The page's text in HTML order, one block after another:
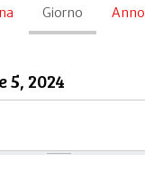
Giorno (scheda
attiva)
Anno
2024